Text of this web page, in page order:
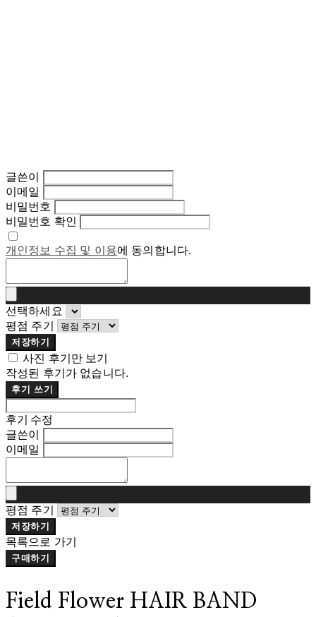
글쓴이
이메일
비밀번호
비밀번호 확인
개인정보 수집 및 이용에 동의합니다.
선택하세요
평점 주기
저장하기
사진 후기만 보기
작성된 후기가 없습니다.
후기 쓰기
후기 수정
글쓴이
이메일
평점 주기
저장하기
목록으로 가기
구매하기
Field Flower HAIR BAND